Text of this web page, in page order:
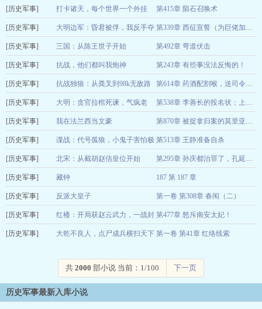
一道启玄
[历史军事] 打卡诸天，每个世界一个外挂 第415章 陨石召唤术
烟雨人笙箫 08-09
[历史军事] 大明边军：昏君被俘，我反手夺
天下！
第339章 西征宣誓（为巨佬加第二更）
声音画家
[历史军事] 三国：从陈王世子开始 第492章 弯道伏击
刀锋染墨 08-09
[历史军事] 抗战，他们都叫我炮神 第243章 有些事没法反悔的！
三卜树 08-09
[历史军事] 抗战独狼：从粪叉到98k无敌路 第614章 药酒配割喉，送司令上路
大梦初愈 08-09
[历史军事] 大明：贪官拉棺死谏，气疯老
朱！
第538章 李善长的投名状；上朝！
当世不二 08-09
[历史军事] 我在法兰西当文豪 第870章 被捉拿归案的莫里亚蒂教授
长夜风过
[历史军事] 谍战：代号孤狼，小鬼子害怕极
了
第513章 王静准备自杀
冰糖葫芦 08-09
[历史军事] 北宋：从截胡赵佶皇位开始 第295章 孙庆都治罪了，孔延之如何免？
下雨啦收衣服啊
[历史军事] 藏钟 187 第 187 章
大世界
[历史军事] 反派大皇子 第一卷 第308章 春闱（二）
拜见小道长
[历史军事] 红楼：开局获赵云武力，一战封
侯
第477章 怒斥南安太妃！
七彩紫鹿兽
[历史军事] 大乾不良人，点尸成兵横扫天下 第一卷 第41章 红络线索
共 2000 部小说 当前：1/100 下一页
历史军事最新入库小说